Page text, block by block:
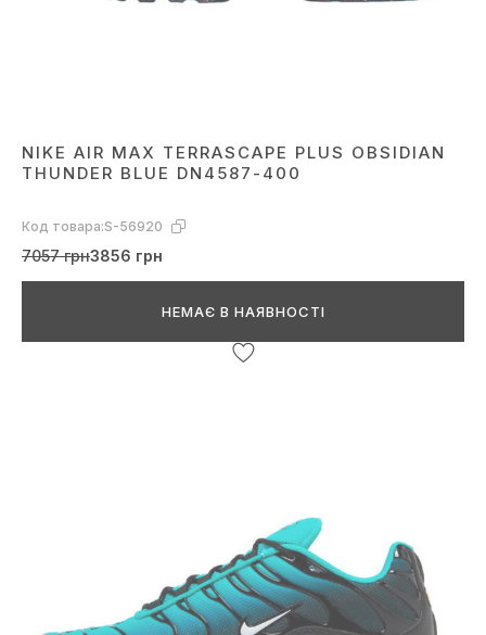
NIKE AIR MAX TERRASCAPE PLUS OBSIDIAN
THUNDER BLUE DN4587-400
Код товара:S-56920
7057 грн3856 грн
НЕМАЄ В НАЯВНОСТІ